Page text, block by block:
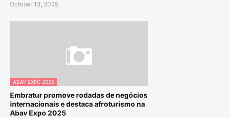
October 13, 2025
ABAV EXPO 2025
Embratur promove rodadas de negócios
internacionais e destaca afroturismo na
Abav Expo 2025